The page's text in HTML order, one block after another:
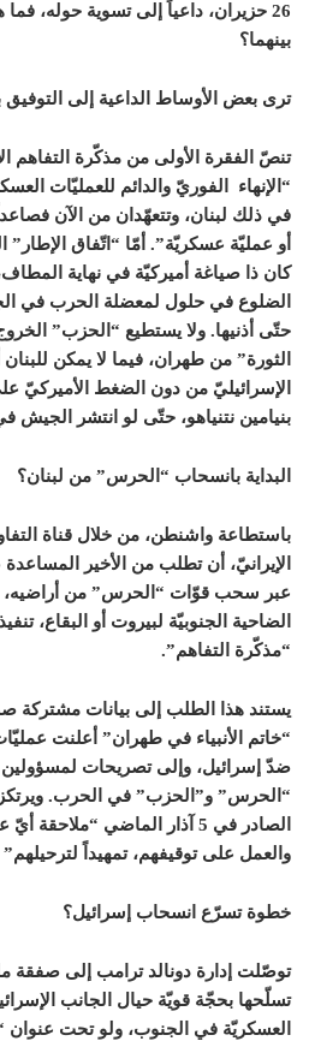
26 حزيران، داعياً إلى تسوية حوله،
بينهما؟
ترى بعض الأوساط الداعية إلى التوفيق
تنصّ الفقرة الأولى من مذكّرة التفاهم
“الإنهاء الفوريّ والدائم للعمليّات
في ذلك لبنان، وتتعهّدان من الآن
أو عمليّة عسكريّة”. أمّا “اتّفاق الإطار”
كان ذا صياغة أميركيّة في نهاية
الضلوع في حلول لمعضلة الحرب في
حتّى أذنيها. ولا يستطيع “الحزب”
الثورة” من طهران، فيما لا يمكن
الإسرائيليّ من دون الضغط الأميركيّ
بنيامين نتنياهو، حتّى لو انتشر الجيش
البداية بانسحاب “الحرس” من لبنان؟
باستطاعة واشنطن، من خلال قناة
الإيرانيّ، أن تطلب من الأخير
عبر سحب قوّات “الحرس” من أراضيه،
الضاحية الجنوبيّة لبيروت أو البقاع،
“مذكّرة التفاهم”.
يستند هذا الطلب إلى بيانات
“خاتم الأنبياء في طهران” أعلنت
ضدّ إسرائيل، وإلى تصريحات لمسؤولين
“الحرس” و”الحزب” في الحرب. ويرتكز
الصادر في 5 آذار الماضي
والعمل على توقيفهم، تمهيداً لترحيلهم”
خطوة تسرّع انسحاب إسرائيل؟
توصّلت إدارة دونالد ترامب إلى صفقة
تسلّحها بحجّة قويّة حيال الجانب
العسكريّة في الجنوب، ولو تحت